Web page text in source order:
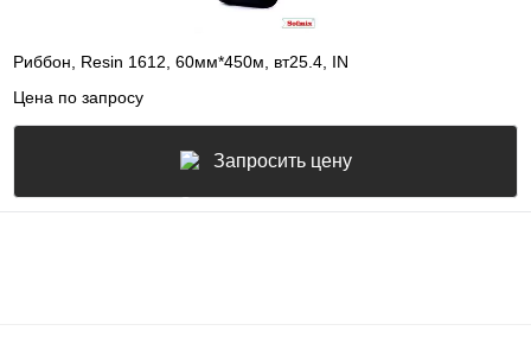
Риббон, Resin 1612, 60мм*450м, вт25.4, IN
Цена по запросу
Запросить цену